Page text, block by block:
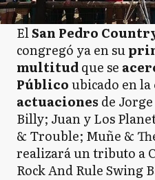
ElSan Pedro
congregó ya en su
multitudque se
Públicoubicado en la
actuaciones de
Billy; Juan y Los
& Trouble; Muñe &
realizará un tributo a
Rock And Rule Swing